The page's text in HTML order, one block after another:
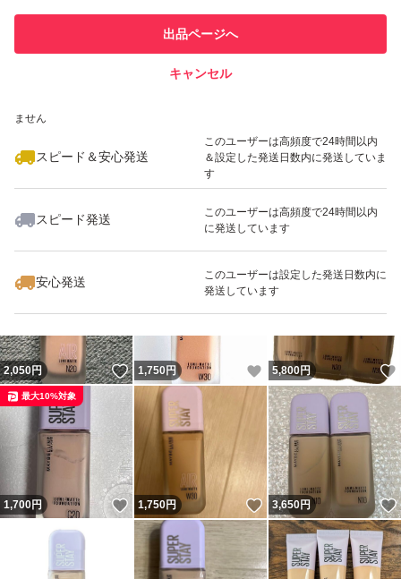
での取引実績があります
ません
スピード＆安心発送
このユーザーは高頻度で24時間以内
＆設定した発送日数内に発送していま
す
スピード発送
このユーザーは高頻度で24時間以内
に発送しています
安心発送
このユーザーは設定した発送日数内に
発送しています
出品ページへ
キャンセル
いいね！
1,880
2,050円 いいね！
1,750円 いいね！
5,800円
1,700円 いいね！
最大10%対象
1,750円 いいね！
3,650円